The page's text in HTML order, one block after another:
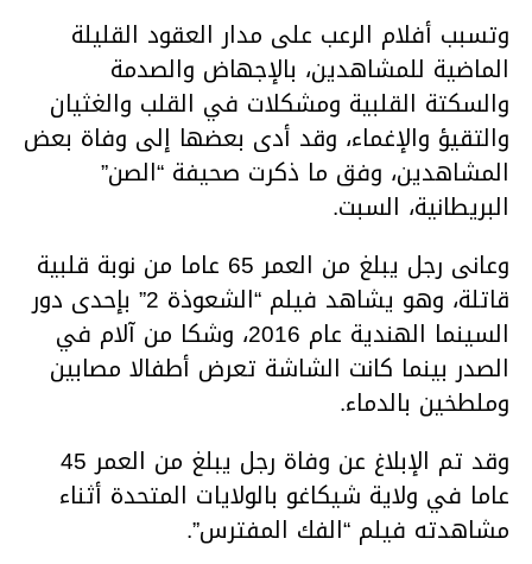
وتسبب أفلام الرعب على مدار العقود القليلة
الماضية للمشاهدين، بالإجهاض والصدمة
والسكتة القلبية ومشكلات في القلب والغثيان
والتقيؤ والإغماء، وقد أدى بعضها إلى وفاة بعض
المشاهدين، وفق ما ذكرت صحيفة “الصن”
البريطانية، السبت.
وعانى رجل يبلغ من العمر 65 عاما من نوبة قلبية
قاتلة، وهو يشاهد فيلم “الشعوذة 2” بإحدى دور
السينما الهندية عام 2016، وشكا من آلام في
الصدر بينما كانت الشاشة تعرض أطفالا مصابين
وملطخين بالدماء.
وقد تم الإبلاغ عن وفاة رجل يبلغ من العمر 45
عاما في ولاية شيكاغو بالولايات المتحدة أثناء
مشاهدته فيلم “الفك المفترس”.